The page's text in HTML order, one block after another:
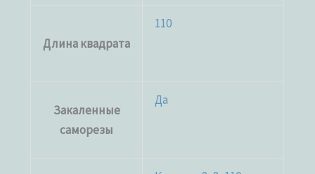
Длина квадрата
110
Закаленные
саморезы
Да